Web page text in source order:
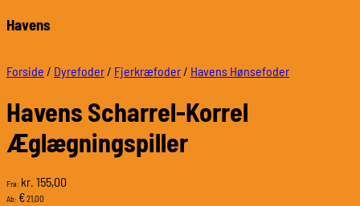
Havens
Forside / Dyrefoder/ Fjerkræfoder/ Havens Hønsefoder
Havens Scharrel-Korrel
Æglægningspiller
Fra: kr. 155,00
Ab: €21,00